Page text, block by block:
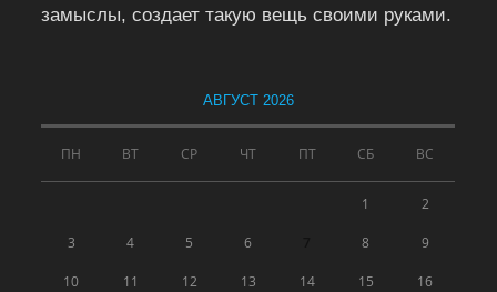
замыслы, создает такую вещь своими руками.
АВГУСТ 2026
ПН ВТ СР ЧТ ПТ СБ ВС
1 2
3 4 5 6 8 9
10 11 12 13 14 15 16